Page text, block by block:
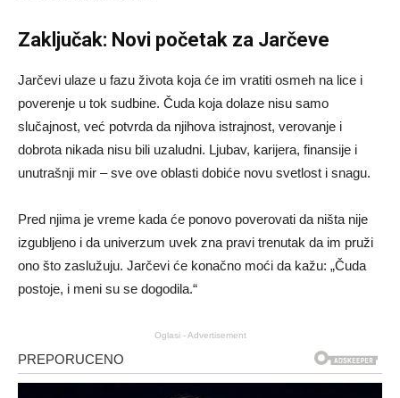
Zaključak: Novi početak za Jarčeve
Jarčevi ulaze u fazu života koja će im vratiti osmeh na lice i
poverenje u tok sudbine. Čuda koja dolaze nisu samo
slučajnost, već potvrda da njihova istrajnost, verovanje i
dobrota nikada nisu bili uzaludni. Ljubav, karijera, finansije i
unutrašnji mir – sve ove oblasti dobiće novu svetlost i snagu.
Pred njima je vreme kada će ponovo poverovati da ništa nije
izgubljeno i da univerzum uvek zna pravi trenutak da im pruži
ono što zaslužuju. Jarčevi će konačno moći da kažu: „Čuda
postoje, i meni su se dogodila.“
Oglasi - Advertisement